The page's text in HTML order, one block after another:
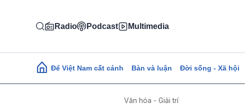
Radio Podcast Multimedia
Main navigation
Để Việt Nam cất cánh Bàn và luận Đời sống - Xã hội
Văn hóa - Giải trí